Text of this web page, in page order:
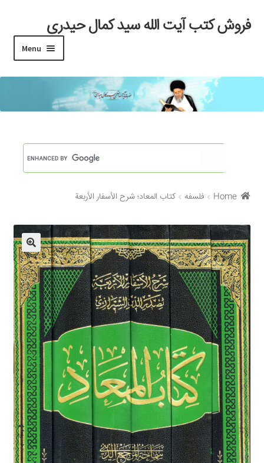
Skip
to
Skip
to
فروش کتب آیت الله سید کمال حیدری
Menu
خانه
#97 (بدون عنوان)
Checkout
My account
Search Results
Shop
برگه نمونه
برگه نمونه
بلاگ
پرداخت
تماس با ما
ثبت شکایات
Home فلسفه كتاب المعاد؛ شرح الأسفار الأربعة